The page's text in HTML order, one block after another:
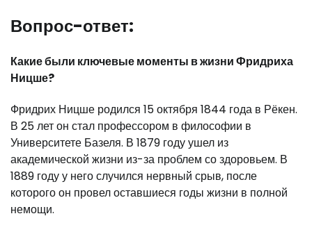
Вопрос-ответ:
Какие были ключевые моменты в жизни Фридриха
Ницше?
Фридрих Ницше родился 15 октября 1844 года в Рёкен.
В 25 лет он стал профессором в философии в
Университете Базеля. В 1879 году ушел из
академической жизни из-за проблем со здоровьем. В
1889 году у него случился нервный срыв, после
которого он провел оставшиеся годы жизни в полной
немощи.